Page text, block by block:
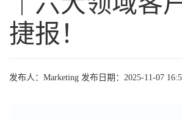
捷报！
发布人：Marketing 发布日期：2025-11-07